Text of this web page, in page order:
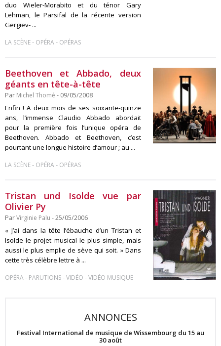
duo Wieler-Morabito et du ténor Gary
Lehman, le Parsifal de la récente version
Gergiev- ...
LA SCÈNE- OPÉRA- OPÉRAS
Beethoven et Abbado, deux
géants en tête-à-tête
Par Michel Thomé - 09/05/2008
Enfin ! A deux mois de ses soixante-quinze
ans, l’immense Claudio Abbado abordait
pour la première fois l’unique opéra de
Beethoven. Abbado et Beethoven, c’est
pourtant une longue histoire d’amour ; au ...
LA SCÈNE- OPÉRA- OPÉRAS
Tristan und Isolde vue par
Olivier Py
ParVirginie Palu - 25/05/2006
« J’ai dans la tête l’ébauche d’un Tristan et
Isolde le projet musical le plus simple, mais
aussi le plus emplie de sève qui soit. » Dans
cette très célèbre lettre à ...
OPÉRA- PARUTIONS-VIDÉO -VIDÉO MUSIQUE
ANNONCES
Festival International de musique de Wissembourg du 15 au
30 août